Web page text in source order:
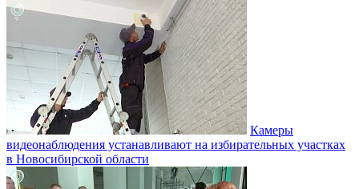
Камеры
видеонаблюдения устанавливают на избирательных участках
в Новосибирской области